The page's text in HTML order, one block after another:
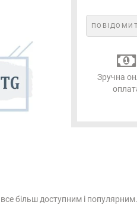
Зручна
більш доступним і